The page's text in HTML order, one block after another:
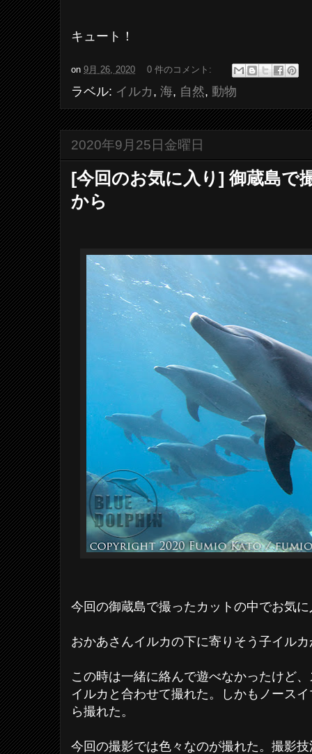
キュート！
on 9月 26, 2020 0 件のコメント:
ラベル: イルカ , 海, 自然, 動物
2020年9月25日金曜日
[今回のお気に入り] 御蔵島で
から
今回の御蔵島で撮ったカットの中でお気
おかあさんイルカの下に寄りそう子イル
この時は一緒に絡んで遊べなかったけど
イルカと合わせて撮れた。しかもノース
ら撮れた。
今回の撮影では色々なのが撮れた。撮影